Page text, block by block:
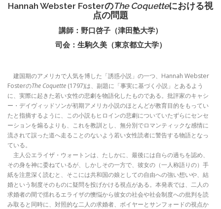
Hannah Webster FosterのThe Coquetteにおける視
点の問題
講師：野口啓子（津田塾大学）
司会：生駒久美（東京都立大学）
建国期のアメリカで人気を博した「誘惑小説」の一つ、Hannah Webster
FosterのThe Coquette (1797)は、副題に「事実に基づく小説」とあるよう
に、実際に起きた若い女性の悲劇を物語化したものである。批評家のキャシ
ー・デイヴィッドソンが初期アメリカ小説のほとんどが教育目的をもってい
たと指摘するように、この小説もヒロインの悲劇についていたずらにセンセ
ーションを煽るよりも、これを教訓とし、無分別でロマンティックな感情に
流されて誤った道へ走ることのないよう若い女性読者に警告する物語となっ
ている。
主人公エライザ・ウォートンは、たしかに、最後には自らの過ちを認め、
その身を神に委ねているが、しかしその一方で、彼女の（一人称語りの）手
紙を注意深く読むと、そこには共和国の娘としての自由への強い想いや、結
婚という制度そのものに疑問を投げかける視点がある。本発表では、二人の
求婚者の間で揺れるエライザの懊悩から彼女の社会や社会制度への批判を読
み取ると同時に、対照的な二人の求婚者、ボイヤーとサンフォードの視点か